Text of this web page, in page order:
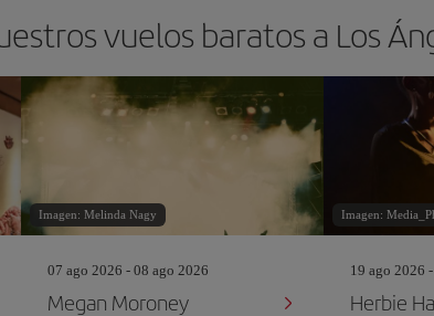
vuelos baratos a Los
Imagen: Melinda Nagy
07 ago 2026 - 08 ago 2026
Megan Moroney
Imagen:
19 ago 2026
Herbie